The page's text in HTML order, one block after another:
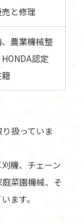
と修理
農業機械整
認定
扱っていま
機、チェーン
菜園機械、そ
ます。